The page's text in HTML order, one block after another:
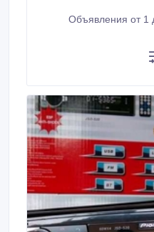
Объявления от 1